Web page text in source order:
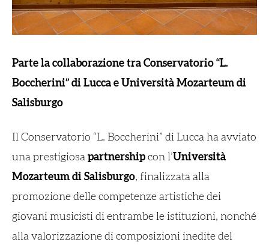
Parte la collaborazione tra Conservatorio “L.
Boccherini” di Lucca e Università Mozarteum di
Salisburgo
Il Conservatorio “L. Boccherini” di Lucca ha avviato
una prestigiosa partnership con l’Università
Mozarteum di Salisburgo, finalizzata alla
promozione delle competenze artistiche dei
giovani musicisti di entrambe le istituzioni, nonché
alla valorizzazione di composizioni inedite del